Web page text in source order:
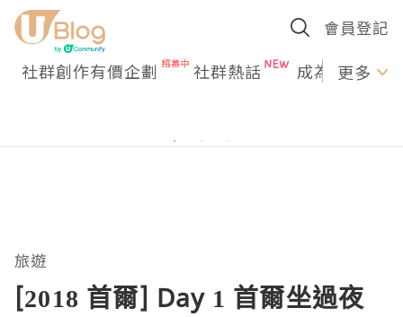
會員登記
社群創作有價企劃 社群熱話 成為U更多
旅遊
[2018 首爾] Day 1 首爾坐過夜